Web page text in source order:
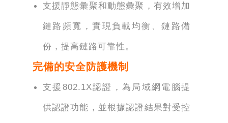
支援靜態彙聚和動態彙聚，有效增加
鏈路頻寬，實現負載均衡、鏈路備
份，提高鏈路可靠性。
完備的安全防護機制
支援802.1X認證，為局域網電腦提
供認證功能，並根據認證結果對受控